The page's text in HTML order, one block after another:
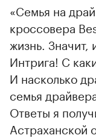
«Семья на
кроссовера
жизнь. Значит,
Интрига! С
И насколько
семья
Ответы я
Астраханской